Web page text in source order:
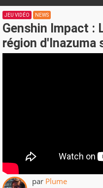
JEU VIDÉO NEWS
Genshin Impact :
région d'Inazuma
par Plume